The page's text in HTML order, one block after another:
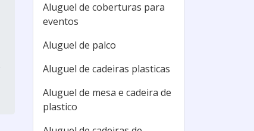
Aluguel de coberturas para
eventos
Aluguel de palco
Aluguel de cadeiras plasticas
Aluguel de mesa e cadeira de
plastico